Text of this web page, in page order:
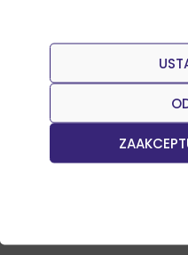
Dołącz do naszego
Otrzymuj informacje o